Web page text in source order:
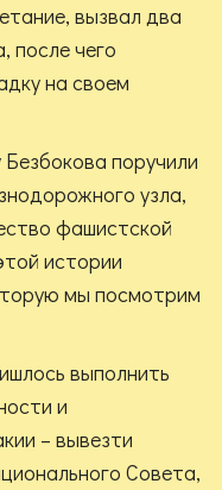
вызвал два
после чего
на своем
поручили
узла,
фашистской
истории
мы посмотрим
выполнить
и
– вывезти
Совета,